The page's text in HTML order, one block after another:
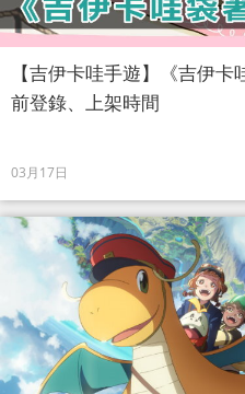
【吉伊卡哇手遊】《吉伊
前登錄、上架時間
03月17日